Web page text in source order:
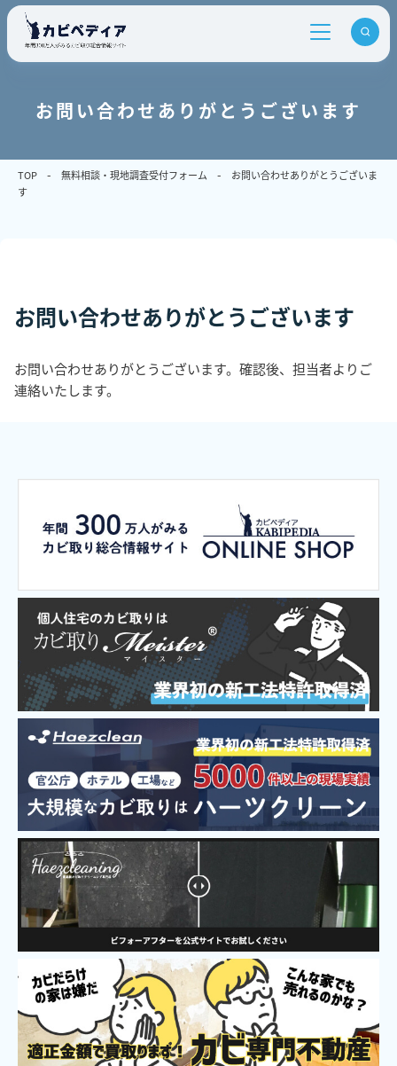
お問い合わせありがとうございます
TOP 無料相談・現地調査受付フォーム
お問い合わせありがとうございま
す
お問い合わせありがとうございます
お問い合わせありがとうございます。確認後、担当者よりご
連絡いたします。